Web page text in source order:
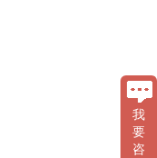
我
要
咨